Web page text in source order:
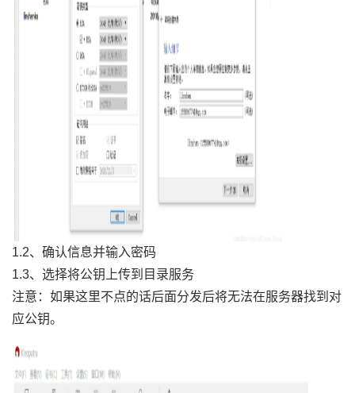
1.2、确认信息并输入密码
1.3、选择将公钥上传到目录服务
注意：如果这里不点的话后面分发后将无法在服务器找到对
应公钥。